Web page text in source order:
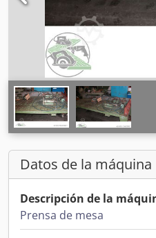
Datos de la máquina
Descripción de la
Prensa de mesa